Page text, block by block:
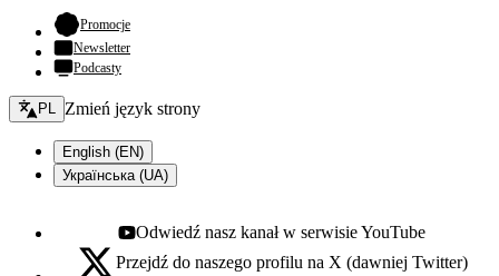
Promocje- otwiera się w nowej karcie
Newsletter
Podcasty
Zmień język - bieżący:
PL Zmień język strony
English (EN)
Українська (UA)
Youtube - otwiera się w nowej karcie
Odwiedź nasz kanał w serwisie YouTube
X - otwiera się w nowej karcie
Przejdź do naszego profilu na X (dawniej Twitter)